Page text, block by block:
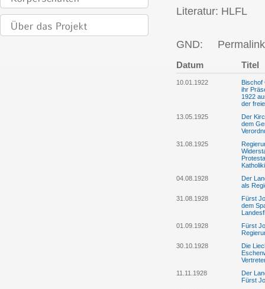
Literatur: HLFL
GND:
Datum Titel
10.01.1922
Bischof
ihr
1922
der
13.05.1925
Der
dem
31.08.1925
04.08.1928
Der
als
31.08.1928
Fürst
dem
01.09.1928
Fürst
30.10.1928
Die
11.11.1928
Der
Fürst